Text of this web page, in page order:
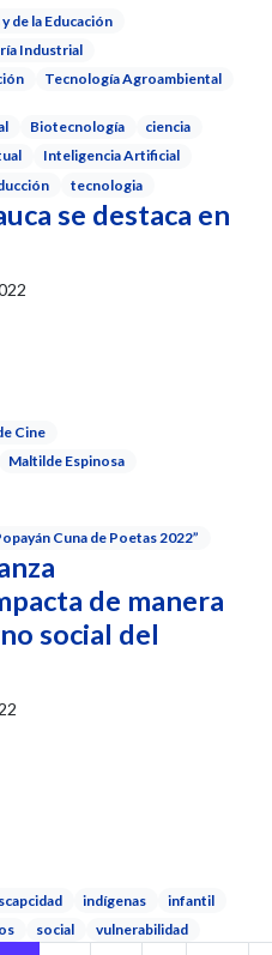
de la Educación
Industrial
Tecnología Agroambiental
Biotecnología
ciencia
Inteligencia Artificial
tecnologia
se destaca en
se destaca en
Cine
Maltilde Espinosa
Cuna de Poetas 2022”
de manera
social del
en alianza interinstitucional
indígenas
infantil
social vulnerabilidad